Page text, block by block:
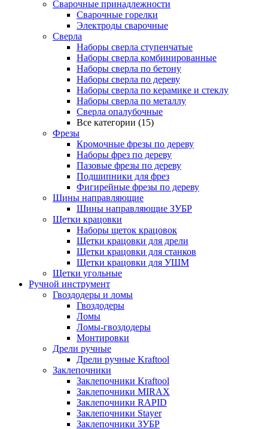
Сварочные принадлежности
Сварочные горелки
Электроды сварочные
Сверла
Наборы cверла ступенчатые
Наборы сверла комбинированные
Наборы сверла по бетону
Наборы сверла по дереву
Наборы сверла по керамике и стеклу
Наборы сверла по металлу
Сверла опалубочные
Все категории (15)
Фрезы
Кромочные фрезы по дереву
Наборы фрез по дереву
Пазовые фрезы по дереву
Подшипники для фрез
Фигирейные фрезы по дереву
Шины направляющие
Шины направляющие ЗУБР
Щетки крацовки
Наборы щеток крацовок
Щетки крацовки для дрели
Щетки крацовки для станков
Щетки крацовки для УШМ
Щетки угольные
Ручной инструмент
Гвоздодеры и ломы
Гвоздодеры
Ломы
Ломы-гвоздодеры
Монтировки
Дрели ручные
Дрели ручные Kraftool
Заклепочники
Заклепочники Kraftool
Заклепочники MIRAX
Заклепочники RAPID
Заклепочники Stayer
Заклепочники ЗУБР